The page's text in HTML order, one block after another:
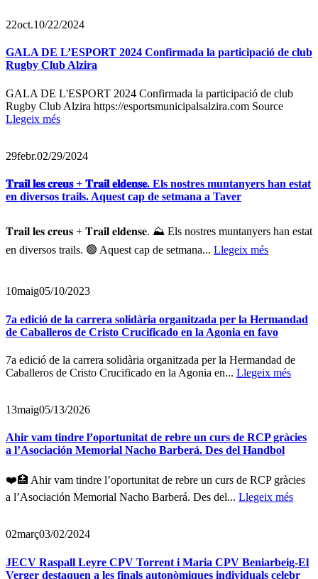
22oct.10/22/2024
GALA DE L’ESPORT 2024 Confirmada la participació de club
Rugby Club Alzira
GALA DE L'ESPORT 2024 Confirmada la participació de club
Rugby Club Alzira https://esportsmunicipalsalzira.com Source
Llegeix més
29febr.02/29/2024
𝐓𝐫𝐚𝐢𝐥 𝐥𝐞𝐬 𝐜𝐫𝐞𝐮𝐬 + 𝐓𝐫𝐚𝐢𝐥 𝐞𝐥𝐝𝐞𝐧𝐬𝐞. Els nostres muntanyers han estat
en diversos trails. Aquest cap de setmana a Taver
𝐓𝐫𝐚𝐢𝐥 𝐥𝐞𝐬 𝐜𝐫𝐞𝐮𝐬 + 𝐓𝐫𝐚𝐢𝐥 𝐞𝐥𝐝𝐞𝐧𝐬𝐞. ⛰️ Els nostres muntanyers han estat
en diversos trails. 🟢 Aquest cap de setmana... Llegeix més
10maig05/10/2023
7a edició de la carrera solidària organitzada per la Hermandad
de Caballeros de Cristo Crucificado en la Agonia en favo
7a edició de la carrera solidària organitzada per la Hermandad de
Caballeros de Cristo Crucificado en la Agonia en... Llegeix més
13maig05/13/2026
Ahir vam tindre l’oportunitat de rebre un curs de RCP gràcies
a l’Asociación Memorial Nacho Barberá. Des del Handbol
❤️🏥 Ahir vam tindre l’oportunitat de rebre un curs de RCP gràcies
a l’Asociación Memorial Nacho Barberá. Des del... Llegeix més
02març03/02/2024
JECV Raspall Leyre CPV Torrent i Maria CPV Beniarbeig-El
Verger destaquen a les finals autonòmiques individuals celebr